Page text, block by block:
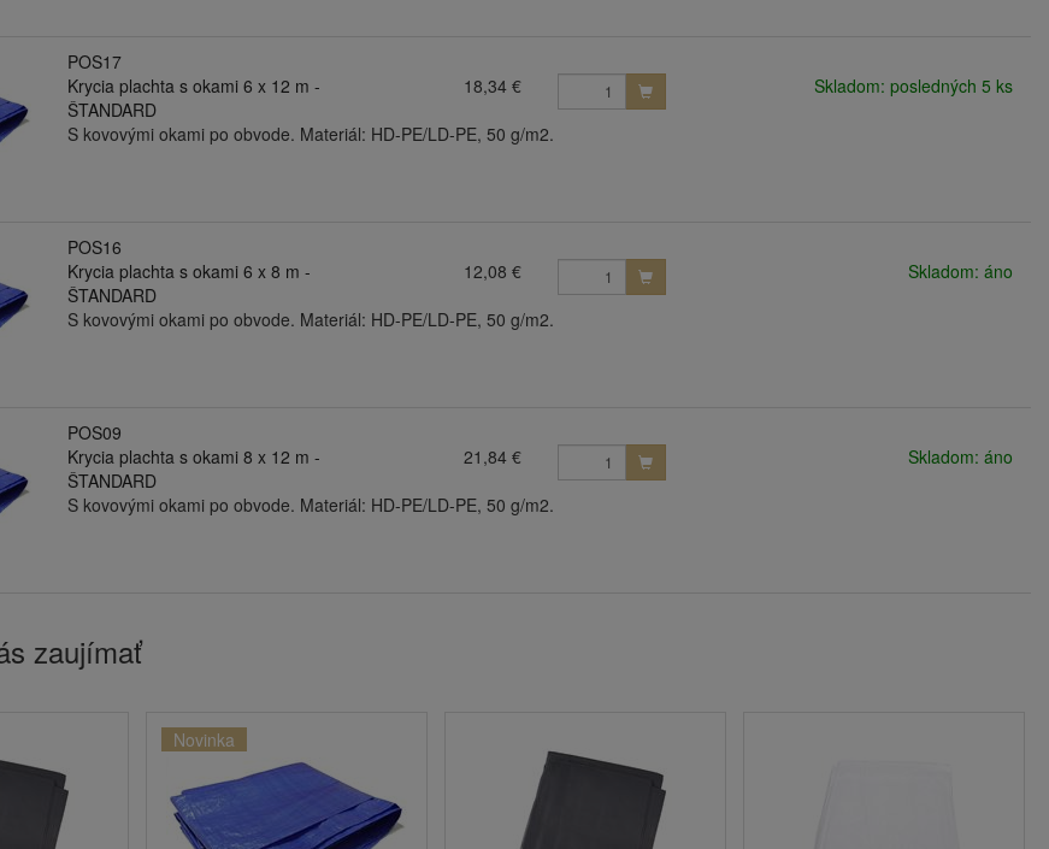
POS17
Krycia plachta s okami 6 x 12 m -
ŠTANDARD
18,34 €
Skladom: posledných 5 ks
S kovovými okami po obvode. Materiál: HD-PE/LD-PE, 50 g/m2.
POS16
Krycia plachta s okami 6 x 8 m -
ŠTANDARD
12,08 €
Skladom: áno
S kovovými okami po obvode. Materiál: HD-PE/LD-PE, 50 g/m2.
POS09
Krycia plachta s okami 8 x 12 m -
ŠTANDARD
21,84 €
Skladom: áno
S kovovými okami po obvode. Materiál: HD-PE/LD-PE, 50 g/m2.
zaujímať
Novinka